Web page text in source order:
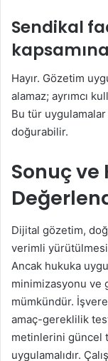
Sendikal
Hayır. Gözetim
alamaz; ayrımcı
Bu tür
doğurabilir.
Sonuç ve
Dijital gözetim,
verimli
Ancak hukuka
minimizasyonu ve
mümkündür.
amaç-gereklilik
metinlerini güncel
uygulamalıdır.